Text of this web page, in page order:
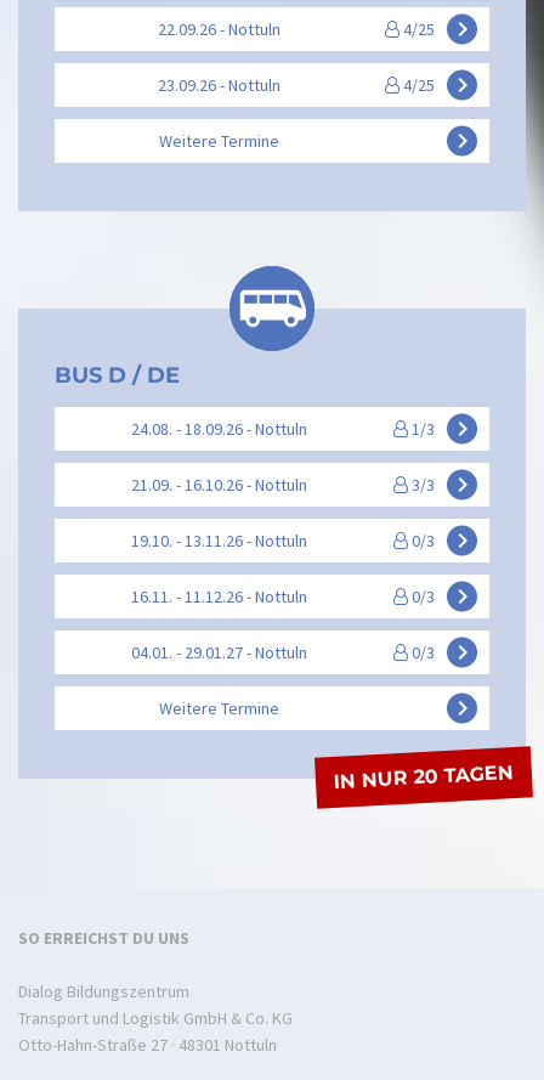
22.09.26 - Nottuln 4/25 keyboard_arrow_right
23.09.26 - Nottuln 4/25 keyboard_arrow_right
Weitere Termine keyboard_arrow_right
BUS D / DE
24.08. - 18.09.26 - Nottuln 1/3 keyboard_arrow_right
21.09. - 16.10.26 - Nottuln 3/3 keyboard_arrow_right
19.10. - 13.11.26 - Nottuln 0/3 keyboard_arrow_right
16.11. - 11.12.26 - Nottuln 0/3 keyboard_arrow_right
04.01. - 29.01.27 - Nottuln 0/3 keyboard_arrow_right
Weitere Termine keyboard_arrow_right
IN NUR 20 TAGEN
SO ERREICHST DU UNS
Dialog Bildungszentrum
Transport und Logistik GmbH & Co. KG
Otto-Hahn-Straße 27 · 48301 Nottuln